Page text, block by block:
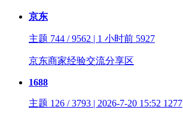
京东
主题 744 / 9562 | 1 小时前 5927
京东商家经验交流分享区
1688
主题 126 / 3793 | 2026-7-20 15:52 1277